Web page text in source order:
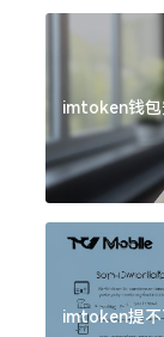
imtoken钱包
imtoken提不